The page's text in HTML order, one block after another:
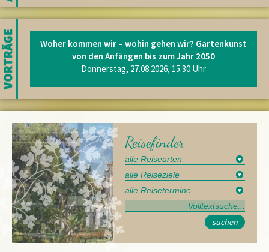
Woher kommen wir – wohin gehen wir? Gartenkunst
von den Anfängen bis zum Jahr 2050
Donnerstag, 27.08.2026, 15:30 Uhr
Reisefinder
suchen